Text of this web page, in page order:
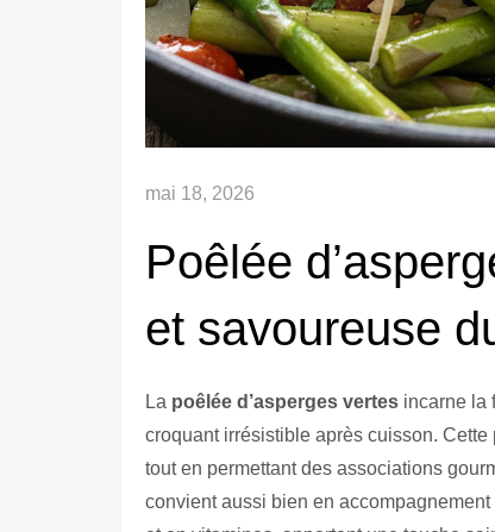
mai 18, 2026
Poêlée
et savoureuse
La poêlée d’asperges vertes incarne la
croquant irrésistible après cuisson.
tout en permettant des associations
convient aussi bien en